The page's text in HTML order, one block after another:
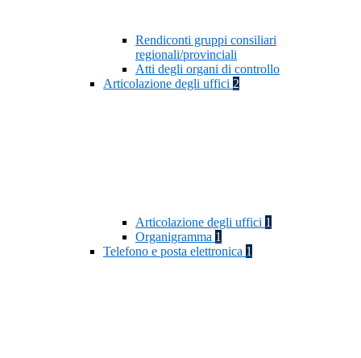
Rendiconti gruppi consiliari
regionali/provinciali
Atti degli organi di controllo
Articolazione degli uffici 2
Articolazione degli uffici 1
Organigramma 1
Telefono e posta elettronica 1